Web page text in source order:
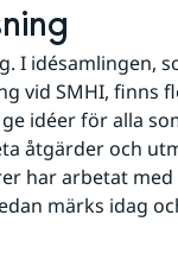
I idésamlingen,
vid SMHI, finns
idéer för alla
åtgärder och
har arbetat med
märks idag